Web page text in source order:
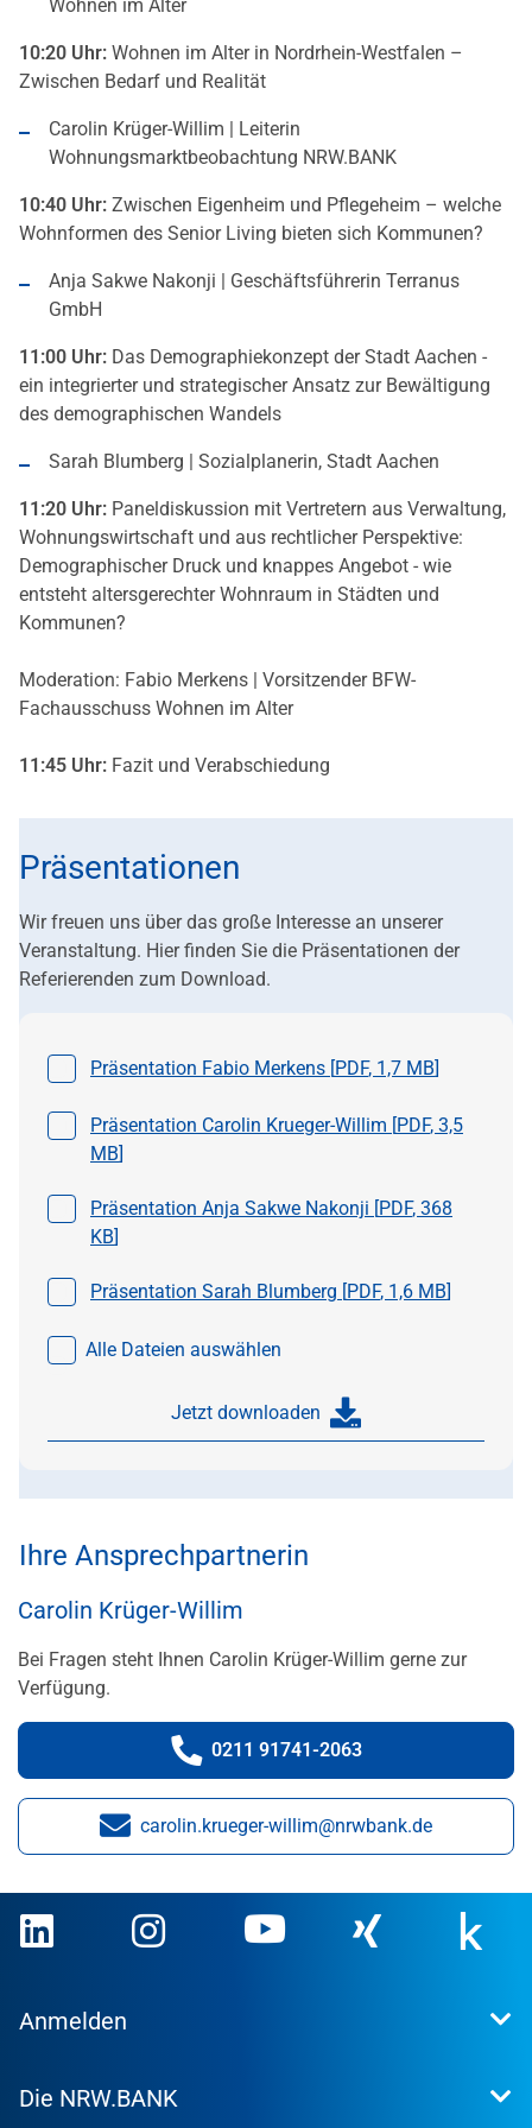
Wohnen im Alter
10:20 Uhr: Wohnen im Alter in Nordrhein-Westfalen –
Zwischen Bedarf und Realität
Carolin Krüger-Willim | Leiterin
Wohnungsmarktbeobachtung NRW.BANK
10:40 Uhr: Zwischen Eigenheim und Pflegeheim – welche
Wohnformen des Senior Living bieten sich Kommunen?
Anja Sakwe Nakonji | Geschäftsführerin Terranus
GmbH
11:00 Uhr: Das Demographiekonzept der Stadt Aachen -
ein integrierter und strategischer Ansatz zur Bewältigung
des demographischen Wandels
Sarah Blumberg | Sozialplanerin, Stadt Aachen
11:20 Uhr: Paneldiskussion mit Vertretern aus Verwaltung,
Wohnungswirtschaft und aus rechtlicher Perspektive:
Demographischer Druck und knappes Angebot - wie
entsteht altersgerechter Wohnraum in Städten und
Kommunen?
Moderation: Fabio Merkens | Vorsitzender BFW-
Fachausschuss Wohnen im Alter
11:45 Uhr: Fazit und Verabschiedung
Präsentationen
Wir freuen uns über das große Interesse an unserer
Veranstaltung. Hier finden Sie die Präsentationen der
Referierenden zum Download.
Datei auswählen
Präsentation Fabio Merkens [PDF, 1,7 MB]
Datei auswählen
Präsentation Carolin Krueger-Willim [PDF, 3,5
MB]
Datei auswählen
Präsentation Anja Sakwe Nakonji [PDF, 368
KB]
Datei auswählen
Präsentation Sarah Blumberg [PDF, 1,6 MB]
Alle Dateien auswählen
Jetzt downloaden
Ihre Ansprechpartnerin
Carolin Krüger-Willim
Bei Fragen steht Ihnen Carolin Krüger-Willim gerne zur
Verfügung.
Telefonnummer:
0211 91741-2063
E-Mail:
carolin.krueger-willim@nrwbank.de
Anmelden
Kundenportal
Die NRW.BANK